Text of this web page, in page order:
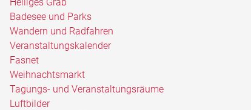
Badesee und Parks
Wandern und Radfahren
Veranstaltungskalender
Fasnet
Weihnachtsmarkt
Tagungs- und Veranstaltungsräume
Luftbilder